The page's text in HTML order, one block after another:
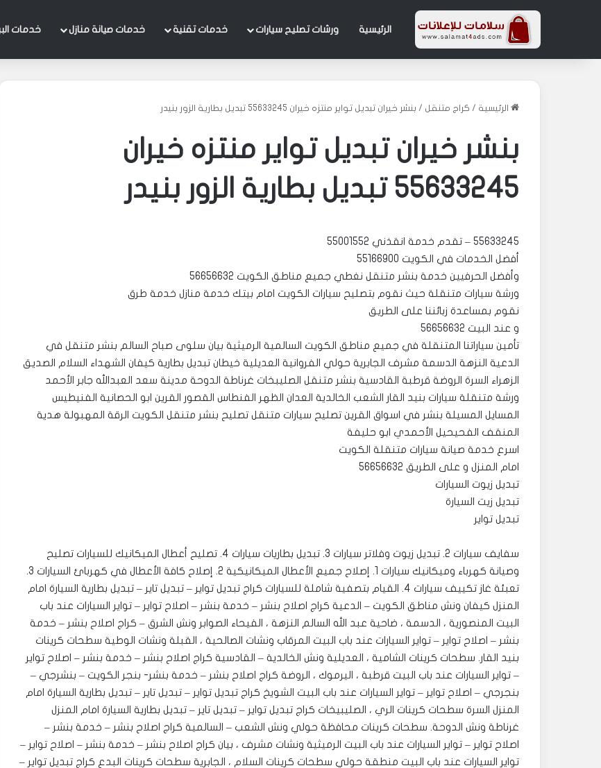
الرئيسية ورشات تصليح سيارات خدمات تقنية خدمات صيانة منازل خدمات
الرئيسية / كراج متنقل / بنشر خيران تبديل تواير منتزه خيران 55633245 تبديل بطارية الزور بنيدر
بنشر خيران تبديل تواير منتزه خيران
55633245 تبديل بطارية الزور بنيدر
55633245 – تقدم خدمة انقذني 55001552
أفضل الخدمات في الكويت 55166900
وأفضل الحرفيين خدمة بنشر متنقل نغطي جميع مناطق الكويت 56656632
ورشة سيارات متنقلة حيث نقوم بتصليح سيارات الكويت امام بيتك خدمة منازل خدمة طرق
نقوم بمساعدة زبائننا على الطريق
و عند البيت 56656632
تأمين سياراتنا المتنقلة في جميع مناطق الكويت السالمية الرميثية بيان سلوى صباح السالم بنشر متنقل في
الدعية النزهة الدسمة مشرف الجابرية حولي الفروانية العديلية خيطان تبديل بطارية كيفان الشهداء السلام الصديق
الزهراء السرة الروضة قرطبة القادسية بنشر متنقل الصليبخات غرناطة الدوحة مدينة سعد العبدالله جابر الأحمد
ورشة متنقلة سيارات بنيد القار الشعب الخالدية العدان الظهر الفنطاس القصور القرين ابو الحصانية الفنيطيس
المسايل المسيلة بنشر في اسواق القرين تصليح سيارات متنقل تصليح بنشر متنقل الكويت الرقة المهبولة هدية
المنقف الفحيحيل الأحمدي ابو حليفة
اسرع خدمة صيانة سيارات متنقلة الكويت
امام المنزل و على الطريق 56656632
تبديل زيوت السيارات
تبديل زيت السيارة
تبديل تواير
سفايف سيارات 2. تبديل زيوت وفلاتر سيارات 3. تبديل بطاريات سيارات 4. تصليح أعطال الميكانيك للسيارات ‎تصليح
وصيانة كهرباء وميكانيك سيارات 1. إصلاح جميع الأعطال الميكانيكية 2. إصلاح كافة الأعطال في كهربائ السيارات 3.
تعبئة غاز تكييف سيارات 4. القيام بتصفية شاملة للسيارات ‎كراج تبديل تواير – تبديل تاير – تبديل بطارية السيارة امام
المنزل كيفان ونش مناطق الكويت – الدعية كراج اصلاح بنشر – خدمة بنشر – اصلاح تواير – تواير السيارات عند باب
البيت المنصورية ، الدسمة ، ضاحية عبد الله السالم النزهة ، الفيحاء ‎الصوابر ونش الشرق – كراج اصلاح بنشر – خدمة
بنشر – اصلاح تواير – تواير السيارات عند باب البيت المرقاب ونشات الصالحية ، القبلة ونشات الوطية سطحات كرينات
بنيد القار. ‎سطحات كرينات الشامية ، العديلية ونش الخالدية – القادسية كراج اصلاح بنشر – خدمة بنشر – اصلاح تواير
– تواير السيارات عند باب البيت قرطبة ، اليرموك ، الروضة كراج اصلاح بنشر – خدمة بنشر- بنجر الكويت – بنشرجي –
بنجرجي – اصلاح تواير – تواير السيارات عند باب البيت الشويخ كراج تبديل تواير – تبديل تاير – تبديل بطارية السيارة امام
المنزل السرة سطحات كرينات الري ، الصليبيخات كراج تبديل تواير – تبديل تاير – تبديل بطارية السيارة امام المنزل
غرناطة ونش الدوحة. ‎سطحات كرينات محافظة حولي ونش الشعب – السالمية كراج اصلاح بنشر – خدمة بنشر –
اصلاح تواير – تواير السيارات عند باب البيت الرميثية ونشات مشرف ، بيان كراج اصلاح بنشر – خدمة بنشر – اصلاح تواير –
تواير السيارات عند باب البيت منطقة حولي سطحات كرينات السلام ، الجابرية سطحات كرينات البدع كراج تبديل تواير –